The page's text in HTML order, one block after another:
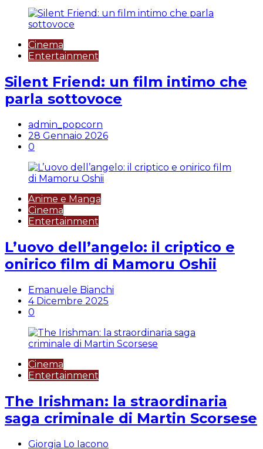
Cinema
Entertainment
Silent Friend: un film intimo che
parla sottovoce
admin_popcorn
28 Gennaio 2026
0
Anime e Manga
Cinema
Entertainment
L’uovo dell’angelo: il criptico e
onirico film di Mamoru Oshii
Emanuele Bianchi
4 Dicembre 2025
0
Cinema
Entertainment
The Irishman: la straordinaria
saga criminale di Martin Scorsese
Giorgia Lo Iacono